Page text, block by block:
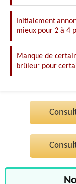
Initialement
mieux pour 2 à 4
Manque de
brûleur pour